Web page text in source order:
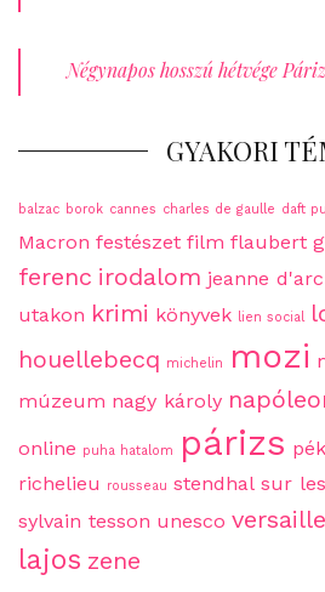
Négynapos hosszú hétvége
GYAKORI
balzac borok cannes charles de gaulle daft
Macron festészet film flaubert
ferenc irodalom jeanne d'arc
utakon krimi könyvek lien social
houellebecq michelin mozi
múzeum nagy károly
online puha hatalom párizs
richelieu
rousseau stendhal sur
sylvain tesson unesco
lajos zene